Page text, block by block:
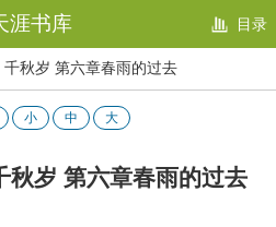
涯书库 目录
千秋岁 第六章春雨的过去
小 中 大
秋岁 第六章春雨的过去